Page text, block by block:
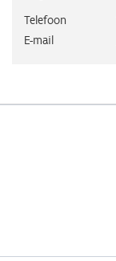
Telefoon
E-mail